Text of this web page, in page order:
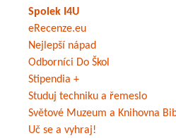
Spolek I4U
eRecenze.eu
Nejlepší nápad
Odborníci Do Škol
Stipendia +
Studuj techniku a řemeslo
Světové Muzeum a Knihovna
Uč se a vyhraj!